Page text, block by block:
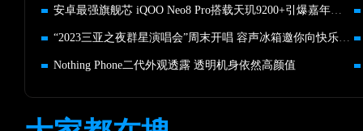
安卓最强旗舰芯 iQOO Neo8 Pro搭载天玑9200+引爆嘉年华热度
“2023三亚之夜群星演唱会”周末开唱 容声冰箱邀你向快乐出发！
Nothing Phone二代外观透露 透明机身依然高颜值